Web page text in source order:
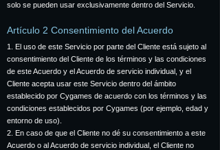
solo se pueden usar exclusivamente dentro del Servicio.
Artículo 2 Consentimiento del Acuerdo
1. El uso de este Servicio por parte del Cliente está sujeto al
consentimiento del Cliente de los términos y las condiciones
de este Acuerdo y el Acuerdo de servicio individual, y el
Cliente acepta usar este Servicio dentro del ámbito
establecido por Cygames de acuerdo con los términos y las
condiciones establecidos por Cygames (por ejemplo, edad y
entorno de uso).
2. En caso de que el Cliente no dé su consentimiento a este
Acuerdo o al Acuerdo de servicio individual, el Cliente no